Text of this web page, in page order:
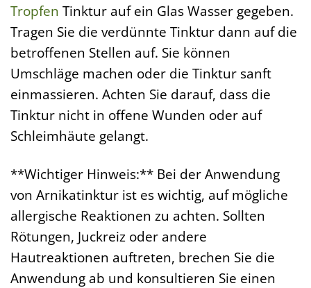
Tropfen Tinktur auf ein Glas Wasser gegeben.
Tragen Sie die verdünnte Tinktur dann auf die
betroffenen Stellen auf. Sie können
Umschläge machen oder die Tinktur sanft
einmassieren. Achten Sie darauf, dass die
Tinktur nicht in offene Wunden oder auf
Schleimhäute gelangt.
**Wichtiger Hinweis:** Bei der Anwendung
von Arnikatinktur ist es wichtig, auf mögliche
allergische Reaktionen zu achten. Sollten
Rötungen, Juckreiz oder andere
Hautreaktionen auftreten, brechen Sie die
Anwendung ab und konsultieren Sie einen